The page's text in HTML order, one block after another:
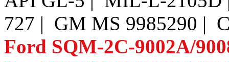
727 | GM MS 9985290 |
Ford SQM-2C-9002A/